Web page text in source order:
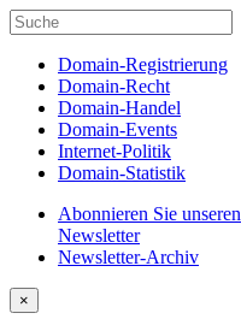
Domain-Registrierung
Domain-Recht
Domain-Handel
Domain-Events
Internet-Politik
Domain-Statistik
Abonnieren Sie unseren
Newsletter
Newsletter-Archiv
×